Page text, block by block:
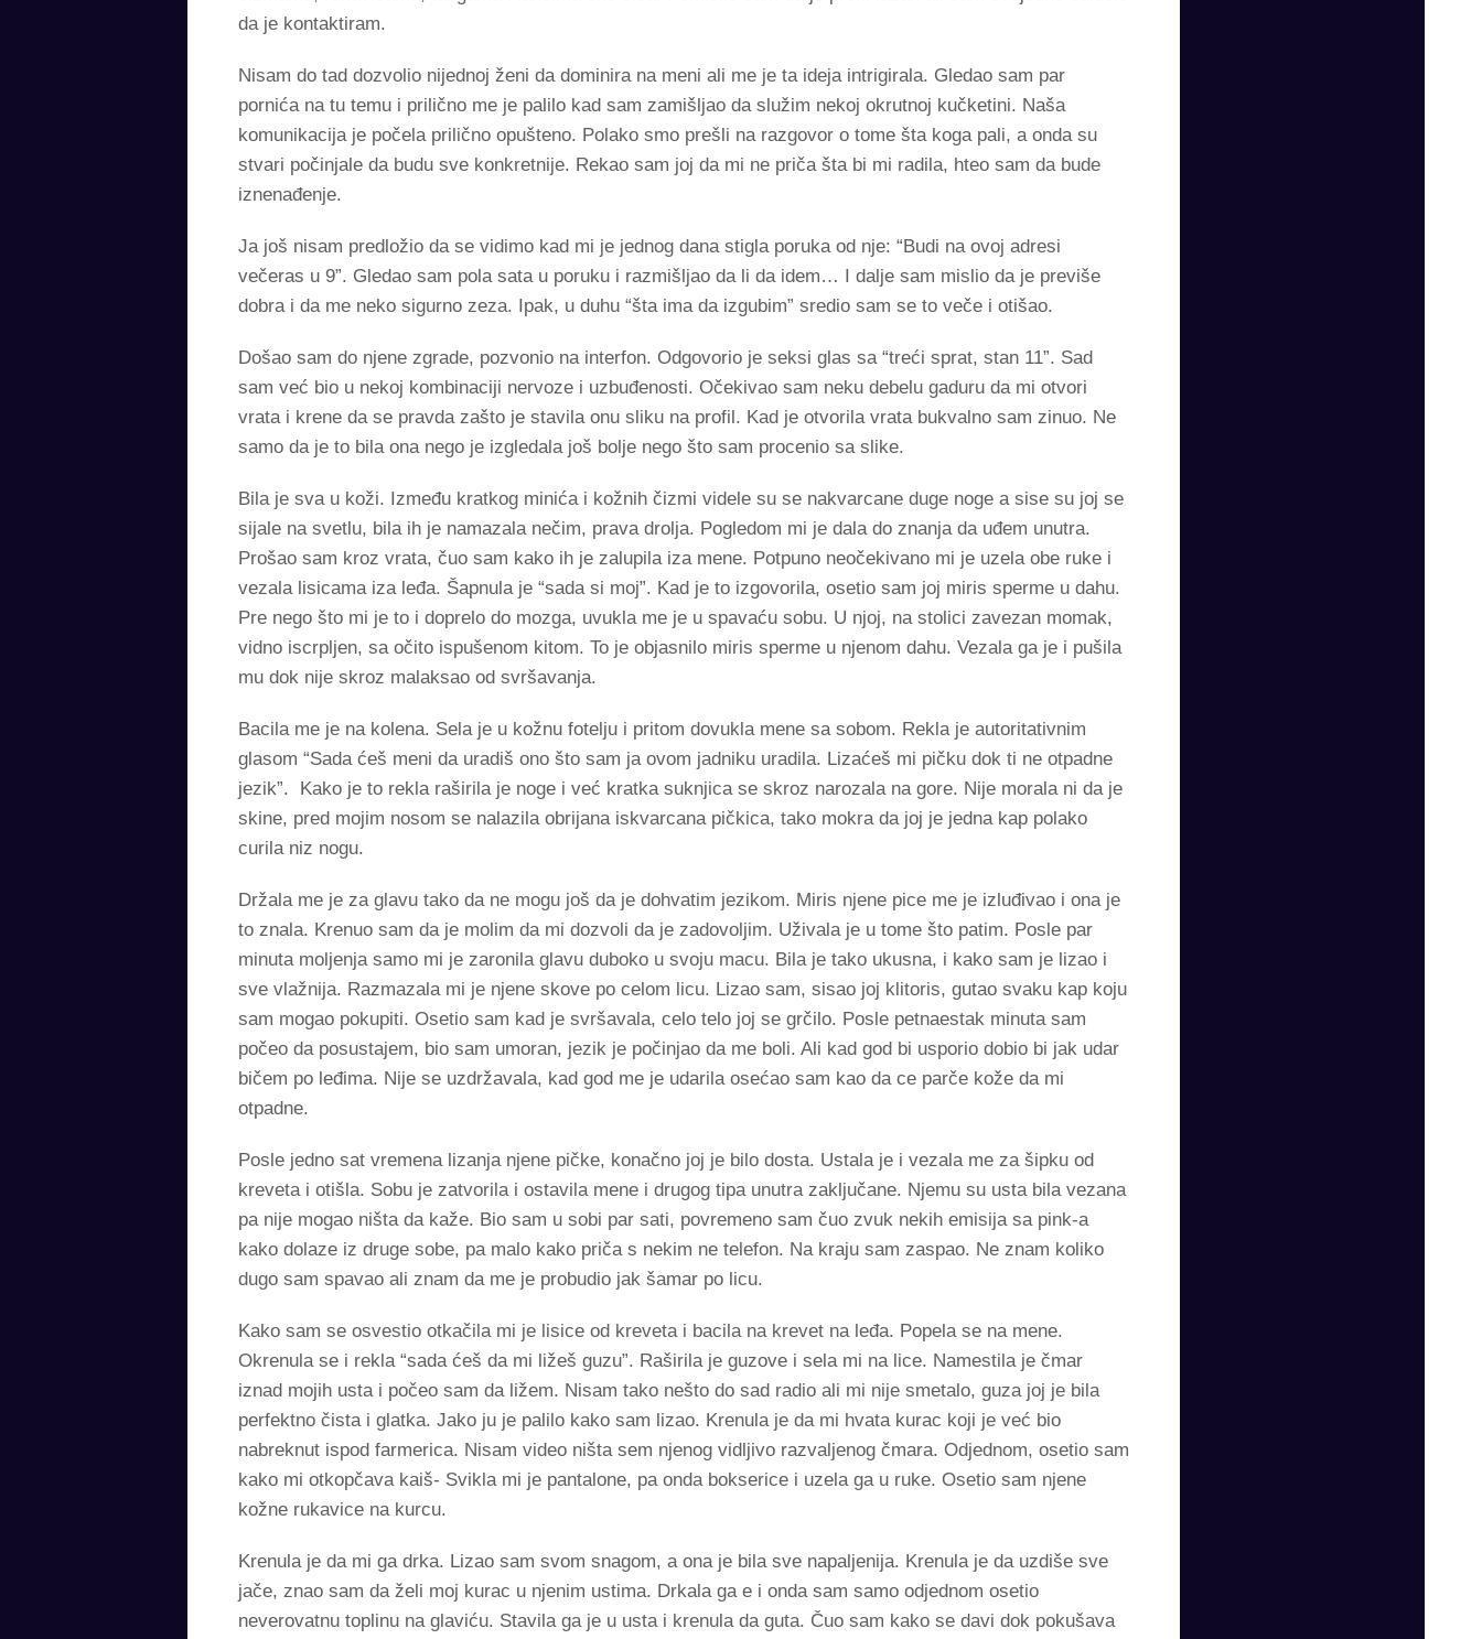
da je kontaktiram.
Nisam do tad dozvolio nijednoj ženi da dominira na meni ali me je ta ideja intrigirala. Gledao sam par
pornića na tu temu i prilično me je palilo kad sam zamišljao da služim nekoj okrutnoj kučketini. Naša
komunikacija je počela prilično opušteno. Polako smo prešli na razgovor o tome šta koga pali, a onda su
stvari počinjale da budu sve konkretnije. Rekao sam joj da mi ne priča šta bi mi radila, hteo sam da bude
iznenađenje.
Ja još nisam predložio da se vidimo kad mi je jednog dana stigla poruka od nje: “Budi na ovoj adresi
večeras u 9”. Gledao sam pola sata u poruku i razmišljao da li da idem… I dalje sam mislio da je previše
dobra i da me neko sigurno zeza. Ipak, u duhu “šta ima da izgubim” sredio sam se to veče i otišao.
Došao sam do njene zgrade, pozvonio na interfon. Odgovorio je seksi glas sa “treći sprat, stan 11”. Sad
sam već bio u nekoj kombinaciji nervoze i uzbuđenosti. Očekivao sam neku debelu gaduru da mi otvori
vrata i krene da se pravda zašto je stavila onu sliku na profil. Kad je otvorila vrata bukvalno sam zinuo. Ne
samo da je to bila ona nego je izgledala još bolje nego što sam procenio sa slike.
Bila je sva u koži. Između kratkog minića i kožnih čizmi videle su se nakvarcane duge noge a sise su joj se
sijale na svetlu, bila ih je namazala nečim, prava drolja. Pogledom mi je dala do znanja da uđem unutra.
Prošao sam kroz vrata, čuo sam kako ih je zalupila iza mene. Potpuno neočekivano mi je uzela obe ruke i
vezala lisicama iza leđa. Šapnula je “sada si moj”. Kad je to izgovorila, osetio sam joj miris sperme u dahu.
Pre nego što mi je to i doprelo do mozga, uvukla me je u spavaću sobu. U njoj, na stolici zavezan momak,
vidno iscrpljen, sa očito ispušenom kitom. To je objasnilo miris sperme u njenom dahu. Vezala ga je i pušila
mu dok nije skroz malaksao od svršavanja.
Bacila me je na kolena. Sela je u kožnu fotelju i pritom dovukla mene sa sobom. Rekla je autoritativnim
glasom “Sada ćeš meni da uradiš ono što sam ja ovom jadniku uradila. Lizaćeš mi pičku dok ti ne otpadne
jezik”. Kako je to rekla raširila je noge i već kratka suknjica se skroz narozala na gore. Nije morala ni da je
skine, pred mojim nosom se nalazila obrijana iskvarcana pičkica, tako mokra da joj je jedna kap polako
curila niz nogu.
Držala me je za glavu tako da ne mogu još da je dohvatim jezikom. Miris njene pice me je izluđivao i ona je
to znala. Krenuo sam da je molim da mi dozvoli da je zadovoljim. Uživala je u tome što patim. Posle par
minuta moljenja samo mi je zaronila glavu duboko u svoju macu. Bila je tako ukusna, i kako sam je lizao i
sve vlažnija. Razmazala mi je njene skove po celom licu. Lizao sam, sisao joj klitoris, gutao svaku kap koju
sam mogao pokupiti. Osetio sam kad je svršavala, celo telo joj se grčilo. Posle petnaestak minuta sam
počeo da posustajem, bio sam umoran, jezik je počinjao da me boli. Ali kad god bi usporio dobio bi jak udar
bičem po leđima. Nije se uzdržavala, kad god me je udarila osećao sam kao da ce parče kože da mi
otpadne.
Posle jedno sat vremena lizanja njene pičke, konačno joj je bilo dosta. Ustala je i vezala me za šipku od
kreveta i otišla. Sobu je zatvorila i ostavila mene i drugog tipa unutra zaključane. Njemu su usta bila vezana
pa nije mogao ništa da kaže. Bio sam u sobi par sati, povremeno sam čuo zvuk nekih emisija sa pink-a
kako dolaze iz druge sobe, pa malo kako priča s nekim ne telefon. Na kraju sam zaspao. Ne znam koliko
dugo sam spavao ali znam da me je probudio jak šamar po licu.
Kako sam se osvestio otkačila mi je lisice od kreveta i bacila na krevet na leđa. Popela se na mene.
Okrenula se i rekla “sada ćeš da mi ližeš guzu”. Raširila je guzove i sela mi na lice. Namestila je čmar
iznad mojih usta i počeo sam da ližem. Nisam tako nešto do sad radio ali mi nije smetalo, guza joj je bila
perfektno čista i glatka. Jako ju je palilo kako sam lizao. Krenula je da mi hvata kurac koji je već bio
nabreknut ispod farmerica. Nisam video ništa sem njenog vidljivo razvaljenog čmara. Odjednom, osetio sam
kako mi otkopčava kaiš- Svikla mi je pantalone, pa onda bokserice i uzela ga u ruke. Osetio sam njene
kožne rukavice na kurcu.
Krenula je da mi ga drka. Lizao sam svom snagom, a ona je bila sve napaljenija. Krenula je da uzdiše sve
jače, znao sam da želi moj kurac u njenim ustima. Drkala ga e i onda sam samo odjednom osetio
neverovatnu toplinu na glaviću. Stavila ga je u usta i krenula da guta. Čuo sam kako se davi dok pokušava